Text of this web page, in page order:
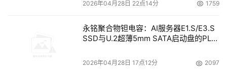
2026年04月28日 22点14分 1759
永铭聚合物钽电容：AI服务器E1.S/E3.S
SSD与U.2超薄5mm SATA启动盘的PLP
2026年04月28日 17点12分 2097